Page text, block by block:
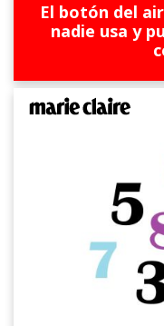
El botón del
nadie usa y